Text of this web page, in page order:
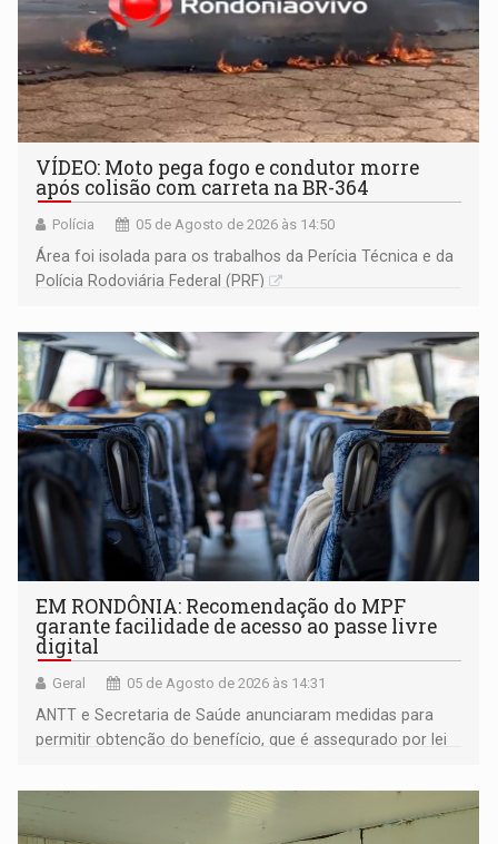
VÍDEO: Moto pega fogo e condutor morre
após colisão com carreta na BR-364
Polícia 05 de Agosto de 2026 às 14:50
Área foi isolada para os trabalhos da Perícia Técnica e da
Polícia Rodoviária Federal (PRF)
EM RONDÔNIA: Recomendação do MPF
garante facilidade de acesso ao passe livre
digital
Geral 05 de Agosto de 2026 às 14:31
ANTT e Secretaria de Saúde anunciaram medidas para
permitir obtenção do benefício, que é assegurado por lei